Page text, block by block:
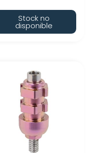
Stock no
disponible